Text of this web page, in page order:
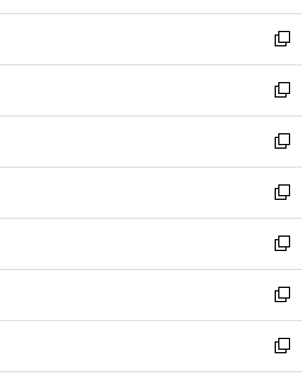
開
く
ウ
で
開
く
ン
ド
ウ
で
開
く
ウ
ィ
ン
ド
ウ
で
開
く
新
し
い
ウ
ィ
ン
ド
ウ
で
開
く
新
し
い
ウ
ィ
ン
ド
ウ
で
開
く
新
し
い
ウ
ィ
ン
ド
ウ
で
開
新
し
い
ウ
ィ
ン
ド
ウ
新
し
い
ウ
ィ
ン
新
し
い
ウ
新
し